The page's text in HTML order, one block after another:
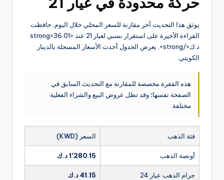
يوثق هذا التحديث آخر مقارنة للسعر المحلي خلال اليوم. حافظت
القراءة الأخيرة على استقرار نسبي لعيار 21 عند <strong>36.01
د.ك</strong>. يعرض الجدول أحدث الأسعار المسجلة بالدينار
الكويتي.
هذه الفقرة مخصصة للمقارنة مع التحديث السابق في
الصفحة نفسها؛ وقد تظل عروض البيع والشراء الفعلية
مختلفة.
فئة الذهب السعر (KWD)
أونصة الذهب 1٬280.15 د.ك
جرام الذهب عيار 24 41.15 د.ك